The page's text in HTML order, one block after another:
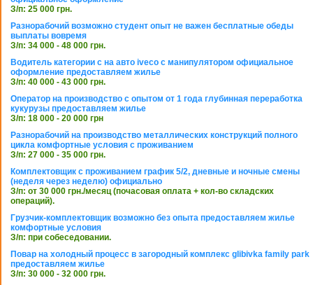
З/п: 25 000 грн.
Разнорабочий возможно студент опыт не важен бесплатные обеды
выплаты вовремя
З/п: 34 000 - 48 000 грн.
Водитель категории с на авто iveco с манипулятором официальное
оформление предоставляем жилье
З/п: 40 000 - 43 000 грн.
Оператор на производство с опытом от 1 года глубинная переработка
кукурузы предоставляем жилье
З/п: 18 000 - 20 000 грн
Разнорабочий на производство металлических конструкций полного
цикла комфортные условия с проживанием
З/п: 27 000 - 35 000 грн.
Комплектовщик с проживанием график 5/2, дневные и ночные смены
(неделя через неделю) официально
З/п: от 30 000 грн./месяц (почасовая оплата + кол-во складских
операций).
Грузчик-комплектовщик возможно без опыта предоставляем жилье
комфортные условия
З/п: при собеседовании.
Повар на холодный процесс в загородный комплекс glibivka family park
предоставляем жилье
З/п: 30 000 - 32 000 грн.